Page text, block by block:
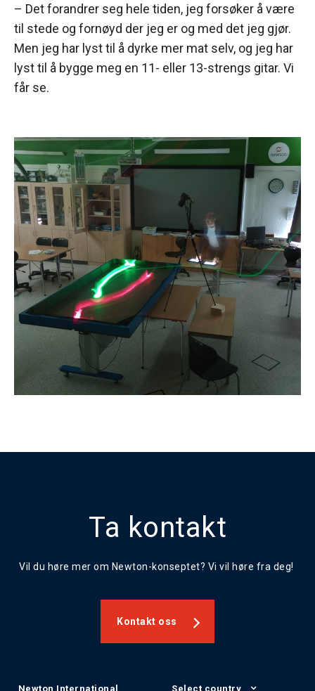
– Det forandrer seg hele tiden, jeg forsøker å være
til stede og fornøyd der jeg er og med det jeg gjør.
Men jeg har lyst til å dyrke mer mat selv, og jeg har
lyst til å bygge meg en 11- eller 13-strengs gitar. Vi
får se.
Ta kontakt
Vil du høre mer om Newton-konseptet? Vi vil høre fra deg!
Kontakt oss
Newton International Select country